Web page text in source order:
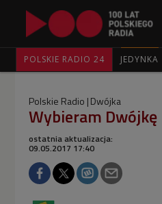
POLSKIE RADIO 24 JEDYNKA
Polskie Radio Dwójka
Wybieram Dwójkę
ostatnia aktualizacja:
09.05.2017 17:40